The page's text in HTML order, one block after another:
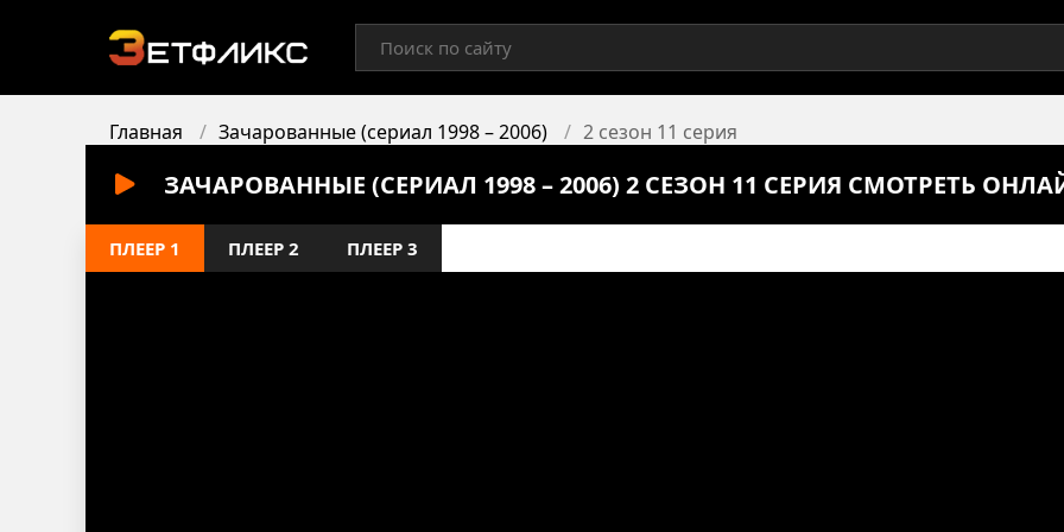
Главная Зачарованные (сериал 1998 – 2006) 2 сезон 11 серия
ЗАЧАРОВАННЫЕ (СЕРИАЛ 1998 – 2006) 2 СЕЗОН 11 СЕРИЯ СМОТРЕТЬ
ПЛЕЕР 1 ПЛЕЕР 2 ПЛЕЕР 3